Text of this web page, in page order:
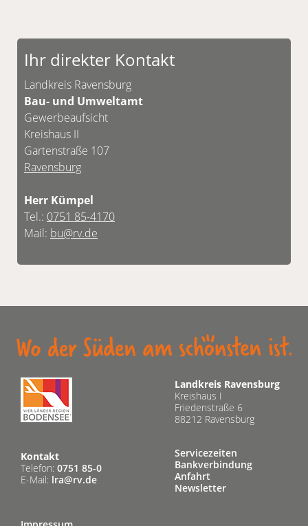
Ihr direkter Kontakt
Landkreis Ravensburg
Bau- und Umweltamt
Gewerbeaufsicht
Kreishaus II
Gartenstraße 107
Ravensburg
Herr Kümpel
Tel.: 0751 85-4170
Mail: bu@rv.de
Landkreis Ravensburg
Kreishaus I
Friedenstraße 6
88212 Ravensburg
Kontakt
Telefon: 0751 85-0
E-Mail: lra@rv.de
Servicezeiten
Bankverbindung
Anfahrt
Newsletter